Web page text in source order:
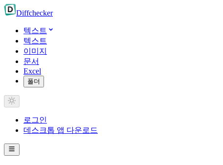
Diffchecker
텍스트
텍스트
이미지
문서
Excel
폴더
로그인
데스크톱 앱 다운로드